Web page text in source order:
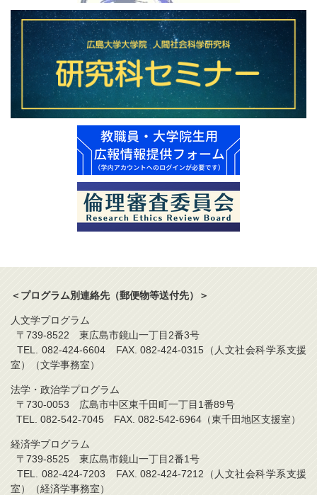
＜プログラム別連絡先（郵便物等送付先）＞
人文学プログラム
〒739-8522 東広島市鏡山一丁目2番3号
TEL. 082-424-6604 FAX. 082-424-0315（人文社会科学系支援
室）（文学事務室）
法学・政治学プログラム
〒730-0053 広島市中区東千田町一丁目1番89号
TEL. 082-542-7045 FAX. 082-542-6964（東千田地区支援室）
経済学プログラム
〒739-8525 東広島市鏡山一丁目2番1号
TEL. 082-424-7203 FAX. 082-424-7212（人文社会科学系支援
室）（経済学事務室）